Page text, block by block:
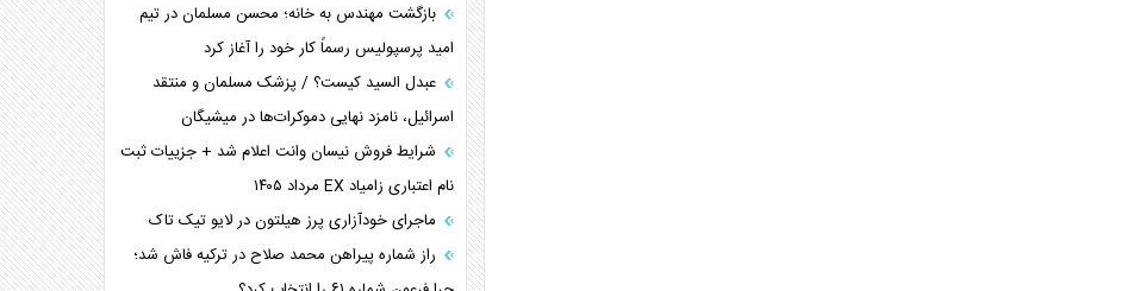
بازگشت مهندس به خانه؛ محسن مسلمان در تیم
امید پرسپولیس رسماً کار خود را آغاز کرد
عبدل السید کیست؟ / پزشک مسلمان و منتقد
اسرائیل، نامزد نهایی دموکرات‌ها در میشیگان
شرایط فروش نیسان وانت اعلام شد + جزییات ثبت
نام اعتباری زامیاد EX مرداد ۱۴۰۵
ماجرای خودآزاری پرز هیلتون در لایو تیک تاک
راز شماره پیراهن محمد صلاح در ترکیه فاش شد؛